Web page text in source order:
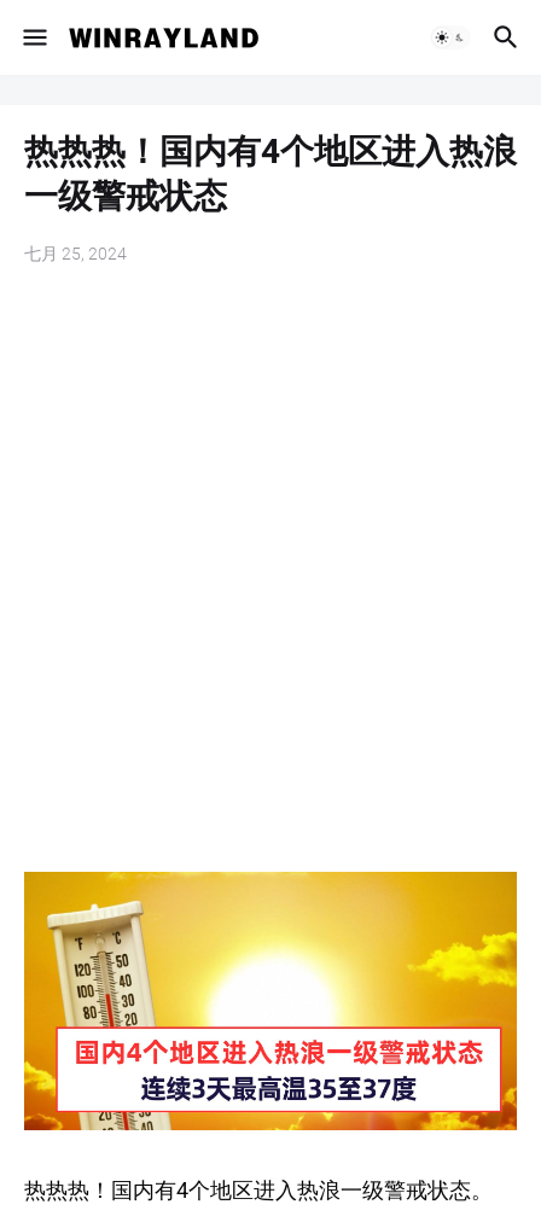
热热热！国内有4个地区进入热浪
一级警戒状态
七月 25, 2024
热热热！国内有4个地区进入热浪一级警戒状态。